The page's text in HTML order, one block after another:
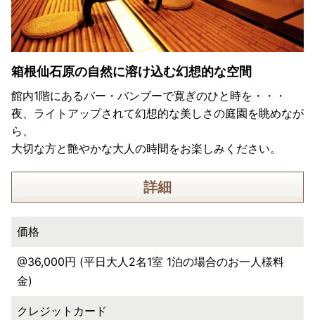
箱根仙石原の自然に溶け込む幻想的な空間
館内1階にあるバー・バンブーで寛ぎのひと時を・・・
夜、ライトアップされて幻想的な美しさの庭園を眺めなが
ら、
大切な方と艶やかな大人の時間をお楽しみください。
詳細
価格
@36,000円 (平日大人2名1室 1泊の場合のお一人様料
金)
クレジットカード